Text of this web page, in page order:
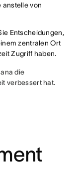
anstelle von
Entscheidungen,
zentralen Ort
Zugriff haben.
die
verbessert hat.